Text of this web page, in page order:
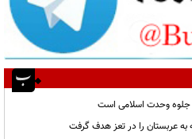
جلوه وحدت اسلامی است
عربستان را در تعز هدف گرفت